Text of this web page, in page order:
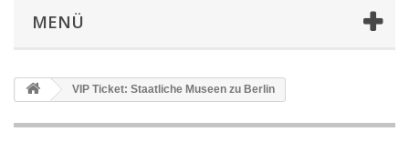
MENÜ
VIP Ticket: Staatliche Museen zu Berlin